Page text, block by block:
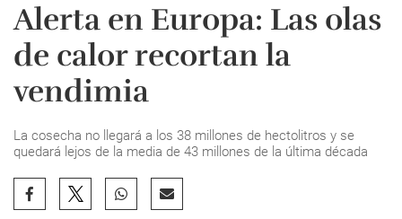
Alerta en Europa: Las olas
de calor recortan la
vendimia
La cosecha no llegará a los 38 millones de hectolitros y se
quedará lejos de la media de 43 millones de la última década